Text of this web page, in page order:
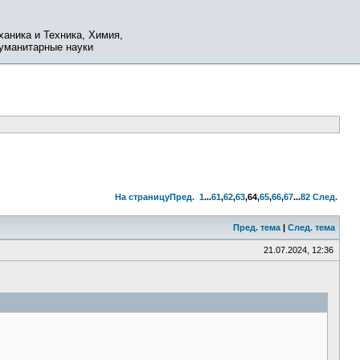
и Техника, Химия,
науки
На страницуПред. 1...61,62,63,64,65,66,67...82 След.
Пред. тема | След. тема
21.07.2024, 12:36